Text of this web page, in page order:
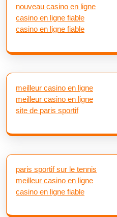
nouveau casino en ligne
casino en ligne fiable
casino en ligne fiable
meilleur casino en ligne
meilleur casino en ligne
site de paris sportif
paris sportif sur le tennis
meilleur casino en ligne
casino en ligne fiable